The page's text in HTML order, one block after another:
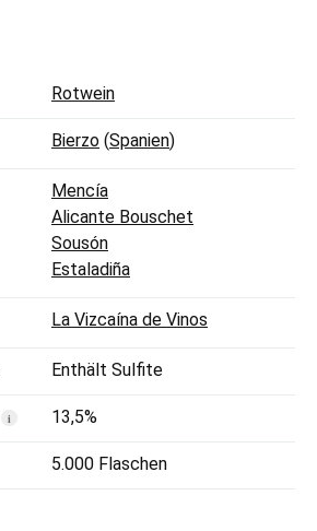
Rotwein
Bierzo (Spanien)
Mencía
Alicante Bouschet
Sousón
Estaladiña
La Vizcaína de Vinos
Enthält Sulfite
i 13,5%
5.000 Flaschen